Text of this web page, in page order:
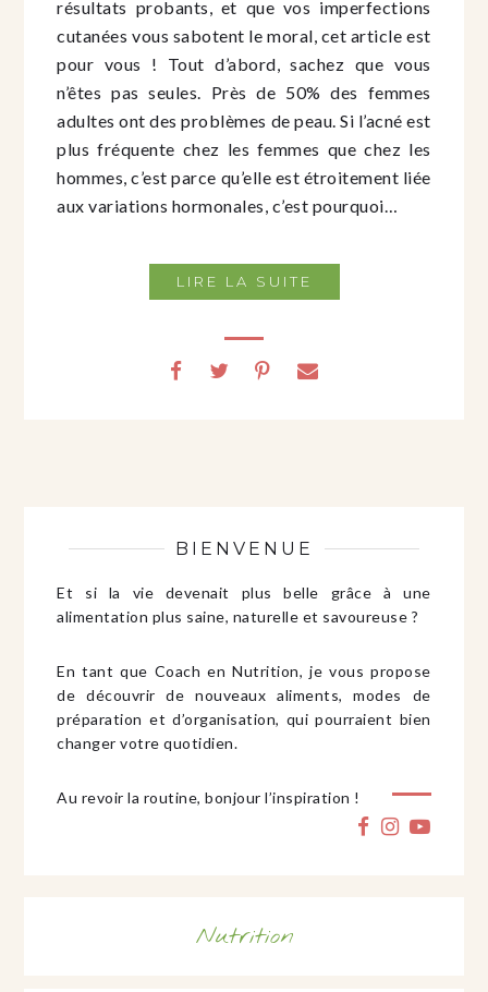
résultats probants, et que vos imperfections
cutanées vous sabotent le moral, cet article est
pour vous ! Tout d’abord, sachez que vous
n’êtes pas seules. Près de 50% des femmes
adultes ont des problèmes de peau. Si l’acné est
plus fréquente chez les femmes que chez les
hommes, c’est parce qu’elle est étroitement liée
aux variations hormonales, c’est pourquoi…
LIRE LA SUITE
BIENVENUE
Et si la vie devenait plus belle grâce à une
alimentation plus saine, naturelle et savoureuse ?
En tant que Coach en Nutrition, je vous propose
de découvrir de nouveaux aliments, modes de
préparation et d’organisation, qui pourraient bien
changer votre quotidien.
Au revoir la routine, bonjour l’inspiration !
Nutrition